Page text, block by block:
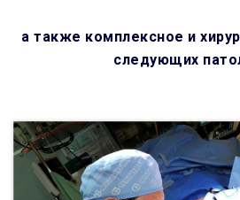
а также комплексное и
следующих